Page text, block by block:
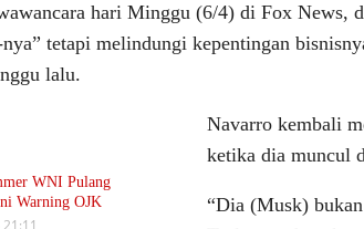
hari Minggu (6/4) di Fox News,
tetapi melindungi kepentingan
lalu.
WNI Pulang
Warning OJK
Navarro kembali
ketika dia muncul
“Dia (Musk)